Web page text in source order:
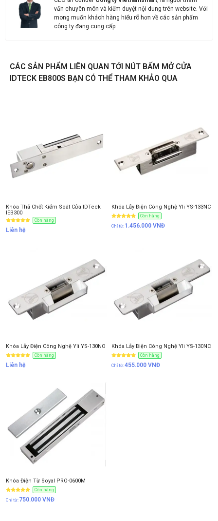
vấn chuyên môn và kiểm duyệt nội dung trên website. Với
mong muốn khách hàng hiểu rõ hơn về các sản phẩm
công ty đang cung cấp.
CÁC SẢN PHẨM LIÊN QUAN TỚI NÚT BẤM MỞ CỬA
IDTECK EB800S BẠN CÓ THỂ THAM KHẢO QUA
Khóa Thả Chốt Kiểm Soát Cửa IDTeck
IEB300
Còn hàng
Liên hệ
Khóa Lẫy Điện Công Nghệ Yli YS-133NC
Còn hàng
1.456.000 VNĐ
Khóa Lẫy Điện Công Nghệ Yli YS-130NO
Còn hàng
Liên hệ
Khóa Lẫy Điện Công Nghệ Yli YS-130NC
Còn hàng
455.000 VNĐ
Khóa Điện Từ Soyal PRO-0600M
Còn hàng
750.000 VNĐ
Liên hệ
Thông tin nhận báo giá sản phẩm